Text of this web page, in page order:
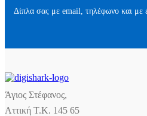
Δίπλα σας με email, τηλέφωνο και με
Άγιος Στέφανος,
Αττική Τ.Κ. 145 65